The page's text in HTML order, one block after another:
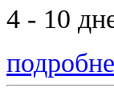
4 - 10